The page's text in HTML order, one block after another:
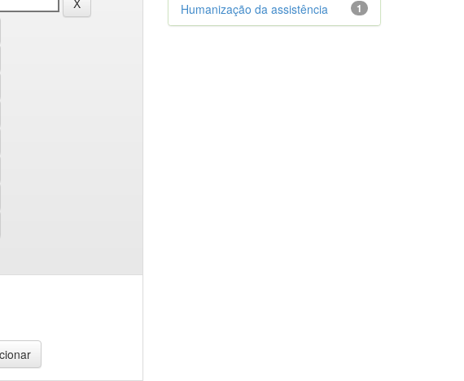
1
Humanização da assistência